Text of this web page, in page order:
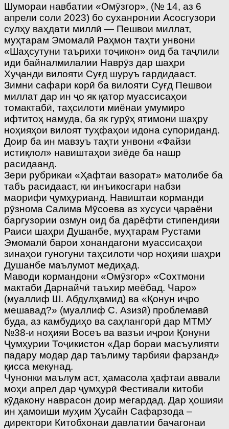
Шумораи навбатии «Омӯзгор», (№ 14, аз 6
апрели соли 2023) бо суханронии Асосгузори
сулҳу ваҳдати миллӣ — Пешвои миллат,
муҳтарам Эмомалӣ Раҳмон таҳти унвони
«Шаҳсутуни таърихи тоҷикон» оид ба таҷлили
иди байналмилалии Наврӯз дар шаҳри
Хуҷанди вилояти Суғд шуруъ гардидааст.
Зимни сафари корӣ ба вилояти Суғд Пешвои
миллат дар ин ҷо як қатор муассисаҳои
томактабӣ, таҳсилоти миёнаи умумиро
ифтитоҳ намуда, ба як гурӯҳ ятимони шаҳру
ноҳияҳои вилоят туҳфаҳои идона супориданд.
Доир ба ин мавзуъ таҳти унвони «Файзи
истиқлол» навиштаҳои зиёде ба нашр
расидаанд.
Зери рубрикаи «Ҳафтаи вазорат» матолибе ба
табъ расидааст, ки инъикосгари набзи
маорифи ҷумҳурианд. Навиштаи корманди
рӯзнома Салима Мӯсоева аз хусуси ҷараёни
баргузории озмун оид ба дарёфти стипендияи
Раиси шаҳри Душанбе, муҳтарам Рустами
Эмомалӣ барои хонандагони муассисаҳои
зинаҳои гуногуни таҳсилоти чор ноҳияи шаҳри
Душанбе маълумот медиҳад.
Маводи кормандони «Омӯзгор» «Сохтмони
мактаби Дарнайчӣ таъхир меёбад. Чаро»
(муаллиф Ш. Абдулҳамид) ва «Қонун иҷро
мешавад?» (муаллиф С. Азизӣ) проблемавӣ
буда, аз камбудиҳо ва саҳлангорӣ дар МТМУ
№38-и ноҳияи Восеъ ва вазъи иҷрои Қонуни
Ҷумҳурии Тоҷикистон «Дар бораи масъулияти
падару модар дар таълиму тарбияи фарзанд»
қисса мекунад.
Чунонки маълум аст, ҳамасола ҳафтаи аввали
моҳи апрел дар ҷумҳурӣ Фестивали китоби
кӯдакону наврасон доир мегардад. Дар ҳошияи
ин ҳамоиши муҳим Ҳусайн Сафарзода –
директори Китобхонаи давлатии бачагонаи